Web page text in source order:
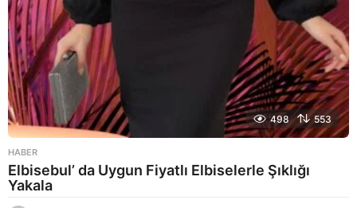
498 553
HABER
Elbisebul’ da Uygun Fiyatlı Elbiselerle Şıklığı
Yakala